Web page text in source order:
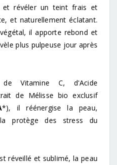
et révéler un teint frais et
et naturellement éclatant.
il apporte rebond et
plus pulpeuse jour après
Vitamine C, d'Acide
de Mélisse bio exclusif
*), il réénergise la peau,
protège des stress du
réveillé et sublimé, la peau